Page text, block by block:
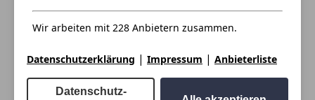
Wir arbeiten mit 228 Anbietern zusammen.
Datenschutzerklärung | Impressum | Anbieterliste
Datenschutz-